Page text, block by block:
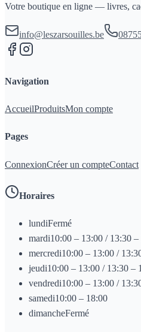
Votre boutique en ligne — livres,
info@leszarsouilles.be
Navigation
AccueilProduitsMon compte
Pages
ConnexionCréer un compteContact
Horaires
lundiFermé
mardi10:00 – 13:00 / 13:30 –
mercredi10:00 – 13:00 /
jeudi10:00 – 13:00 / 13:30 –
vendredi10:00 – 13:00 /
samedi10:00 – 18:00
dimancheFermé